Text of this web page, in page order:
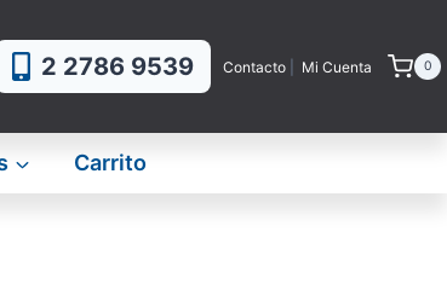
2 2786 9539 Contacto Mi Cuenta 0
Carrito